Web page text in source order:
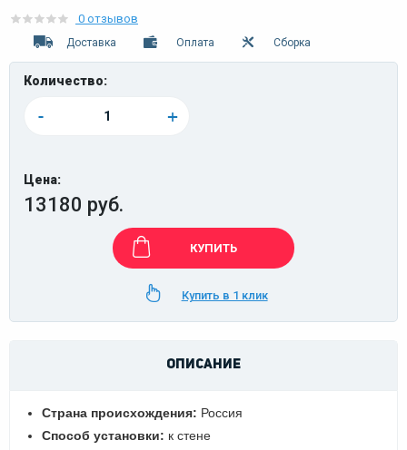
0 отзывов
Доставка Оплата Сборка
Количество:
- +
Цена:
13180 руб.
КУПИТЬ
Купить в 1 клик
ОПИСАНИЕ
Страна происхождения: Россия
Способ установки: к стене